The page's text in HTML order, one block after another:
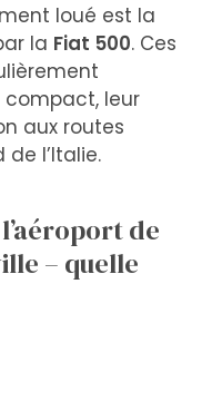
loué est la
la Fiat 500. Ces
leur
aux routes
l’Italie.
de
– quelle